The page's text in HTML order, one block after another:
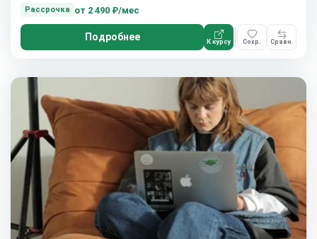
Рассрочка
от 2 490 ₽/мес
Подробнее К курсу Сохр. Сравн.